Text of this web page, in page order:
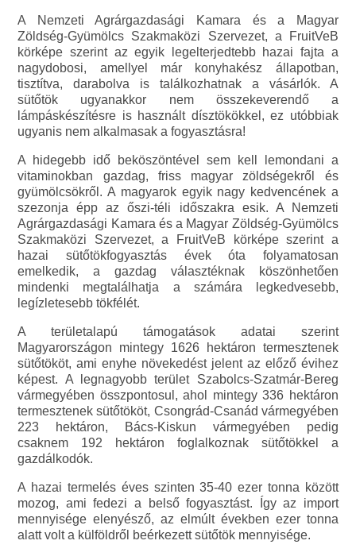
A Nemzeti Agrárgazdasági Kamara és a Magyar
Zöldség-Gyümölcs Szakmaközi Szervezet, a FruitVeB
körképe szerint az egyik legelterjedtebb hazai fajta a
nagydobosi, amellyel már konyhakész állapotban,
tisztítva, darabolva is találkozhatnak a vásárlók. A
sütőtök ugyanakkor nem összekeverendő a
lámpáskészítésre is használt dísztökökkel, ez utóbbiak
ugyanis nem alkalmasak a fogyasztásra!
A hidegebb idő beköszöntével sem kell lemondani a
vitaminokban gazdag, friss magyar zöldségekről és
gyümölcsökről. A magyarok egyik nagy kedvencének a
szezonja épp az őszi-téli időszakra esik. A Nemzeti
Agrárgazdasági Kamara és a Magyar Zöldség-Gyümölcs
Szakmaközi Szervezet, a FruitVeB körképe szerint a
hazai sütőtökfogyasztás évek óta folyamatosan
emelkedik, a gazdag választéknak köszönhetően
mindenki megtalálhatja a számára legkedvesebb,
legízletesebb tökfélét.
A területalapú támogatások adatai szerint
Magyarországon mintegy 1626 hektáron termesztenek
sütőtököt, ami enyhe növekedést jelent az előző évihez
képest. A legnagyobb terület Szabolcs-Szatmár-Bereg
vármegyében összpontosul, ahol mintegy 336 hektáron
termesztenek sütőtököt, Csongrád-Csanád vármegyében
223 hektáron, Bács-Kiskun vármegyében pedig
csaknem 192 hektáron foglalkoznak sütőtökkel a
gazdálkodók.
A hazai termelés éves szinten 35-40 ezer tonna között
mozog, ami fedezi a belső fogyasztást. Így az import
mennyisége elenyésző, az elmúlt években ezer tonna
alatt volt a külföldről beérkezett sütőtök mennyisége.